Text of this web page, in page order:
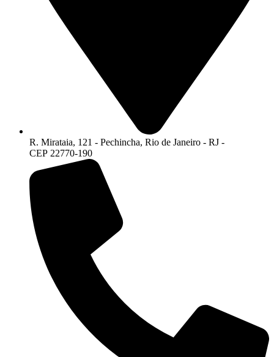
R. Mirataia, 121 - Pechincha, Rio de Janeiro - RJ -
CEP 22770-190